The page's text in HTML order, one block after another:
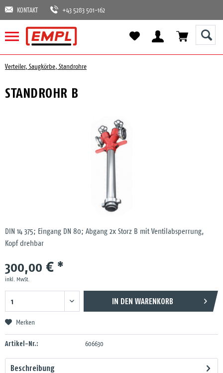
KONTAKT +43 5283 501-162
Verteiler, Saugkörbe, Standrohre
STANDROHR B
DIN 14 375; Eingang DN 80; Abgang 2x Storz B mit Ventilabsperrung,
Kopf drehbar
300,00 € *
inkl. MwSt.
IN DEN WARENKORB
Merken
Artikel-Nr.: 606630
Beschreibung